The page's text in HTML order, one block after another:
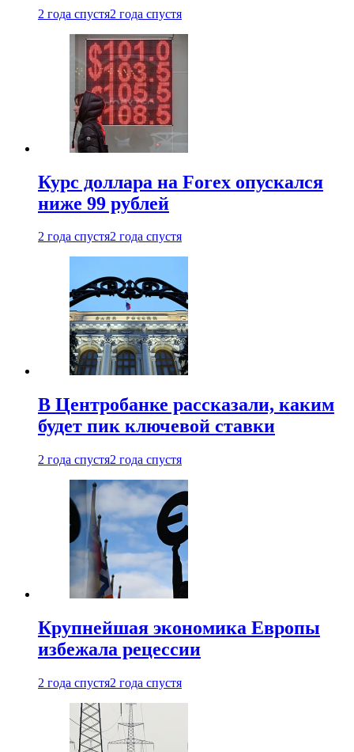
2 года спустя2 года спустя
Курс доллара на Forex опускался
ниже 99 рублей
2 года спустя2 года спустя
В Центробанке рассказали, каким
будет пик ключевой ставки
2 года спустя2 года спустя
Крупнейшая экономика Европы
избежала рецессии
2 года спустя2 года спустя